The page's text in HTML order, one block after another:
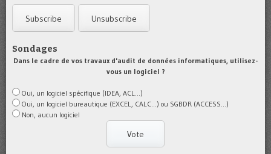
Sondages
Dans le cadre de vos travaux d'audit de données informatiques, utilisez-
vous un logiciel ?
Oui, un logiciel spécifique (IDEA, ACL...)
Oui, un logiciel bureautique (EXCEL, CALC...) ou SGBDR (ACCESS...)
Non, aucun logiciel